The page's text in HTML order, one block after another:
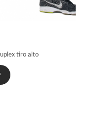
tiro alto